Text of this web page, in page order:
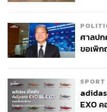
ศาลป
ขอเพิ
SPORT
EXO